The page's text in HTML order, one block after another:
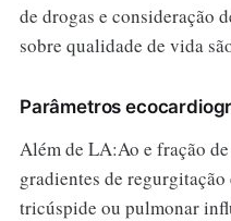
de drogas e consideração
sobre qualidade de vida
Parâmetros
Além de LA:Ao e fração
gradientes de
tricúspide ou pulmonar